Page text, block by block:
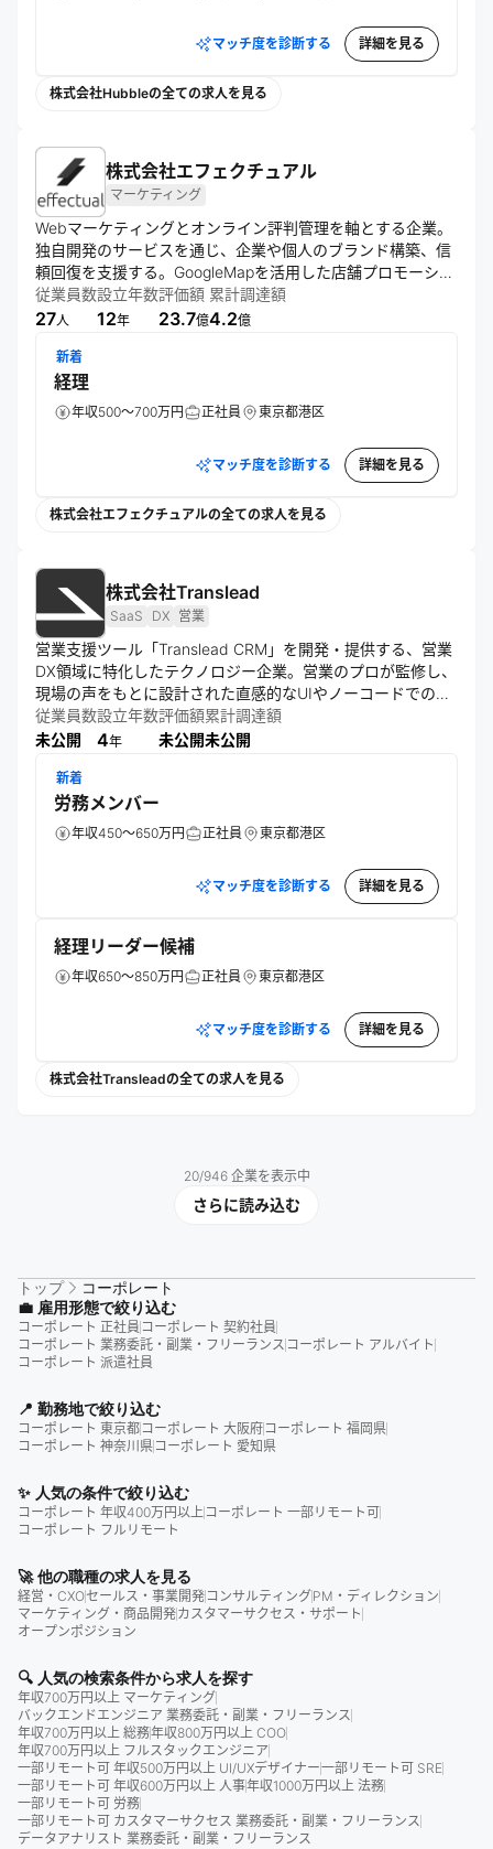
マッチ度を診断する 詳細を見る
株式会社Hubbleの全ての求人を見る
株式会社エフェクチュアル
マーケティング
Webマーケティングとオンライン評判管理を軸とする企業。
独自開発のサービスを通じ、企業や個人のブランド構築、信
頼回復を支援する。GoogleMapを活用した店舗プロモーショ
ンや、最新の炎上事例に基づくWebリスク対策など、健全な
オンラインコミュニケーションの実現に寄与している。
従業員数
27人
設立年数
12年
評価額
23.7億
累計調達額
4.2億
新着
経理
年収500～700万円 正社員 東京都港区
マッチ度を診断する 詳細を見る
株式会社エフェクチュアルの全ての求人を見る
株式会社Translead
SaaS DX 営業
営業支援ツール「Translead CRM」を開発・提供する、営業
DX領域に特化したテクノロジー企業。営業のプロが監修し、
現場の声をもとに設計された直感的なUIやノーコードでの柔
軟なカスタマイズ機能を備える。画面遷移を最小限に抑えた
構成とスマホ対応により、時間や場所を問わず営業活動の可
より、営業組織の生産性向上と業績拡大を支援。BLUEPRINT
グループの一員として企業のデジタル変革にも貢献する。
従業員数
未公開
設立年数
4年
評価額
未公開
累計調達額
未公開
新着
労務メンバー
年収450～650万円 正社員 東京都港区
マッチ度を診断する 詳細を見る
経理リーダー候補
年収650～850万円 正社員 東京都港区
マッチ度を診断する 詳細を見る
株式会社Transleadの全ての求人を見る
20/946企業を表示中
さらに読み込む
トップ
コーポレート
💼 雇用形態で絞り込む
コーポレート 正社員 コーポレート 契約社員
コーポレート 業務委託・副業・フリーランス コーポレート アルバイト
コーポレート 派遣社員
📍 勤務地で絞り込む
コーポレート 東京都 コーポレート 大阪府 コーポレート 福岡県
コーポレート 神奈川県 コーポレート 愛知県
✨ 人気の条件で絞り込む
コーポレート 年収400万円以上 コーポレート 一部リモート可
コーポレート フルリモート
🚀 他の職種の求人を見る
経営・CXOセールス・事業開発 コンサルティングPM・ディレクション
マーケティング・商品開発カスタマーサクセス・サポート
オープンポジション
🔍 人気の検索条件から求人を探す
年収700万円以上 マーケティング
バックエンドエンジニア 業務委託・副業・フリーランス
年収700万円以上 総務年収800万円以上 COO
年収700万円以上 フルスタックエンジニア
一部リモート可 年収500万円以上 UI/UXデザイナー一部リモート可 SRE
一部リモート可 年収600万円以上 人事年収1000万円以上 法務
一部リモート可 労務
一部リモート可 カスタマーサクセス 業務委託・副業・フリーランス
データアナリスト 業務委託・副業・フリーランス